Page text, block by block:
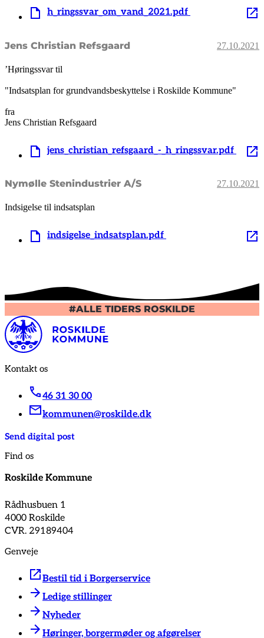
h_ringssvar_om_vand_2021.pdf
Jens Christian Refsgaard 27.10.2021
’Høringssvar til
"Indsatsplan for grundvandsbeskyttelse i Roskilde Kommune"
fra
Jens Christian Refsgaard
jens_christian_refsgaard_-_h_ringssvar.pdf
Nymølle Stenindustrier A/S 27.10.2021
Indsigelse til indsatsplan
indsigelse_indsatsplan.pdf
#ALLE TIDERS ROSKILDE
Kontakt os
46 31 30 00
kommunen@roskilde.dk
Send digital post
Find os
Roskilde Kommune
Rådhusbuen 1
4000 Roskilde
CVR. 29189404
Genveje
Bestil tid i Borgerservice
Ledige stillinger
Nyheder
Høringer, borgermøder og afgørelser